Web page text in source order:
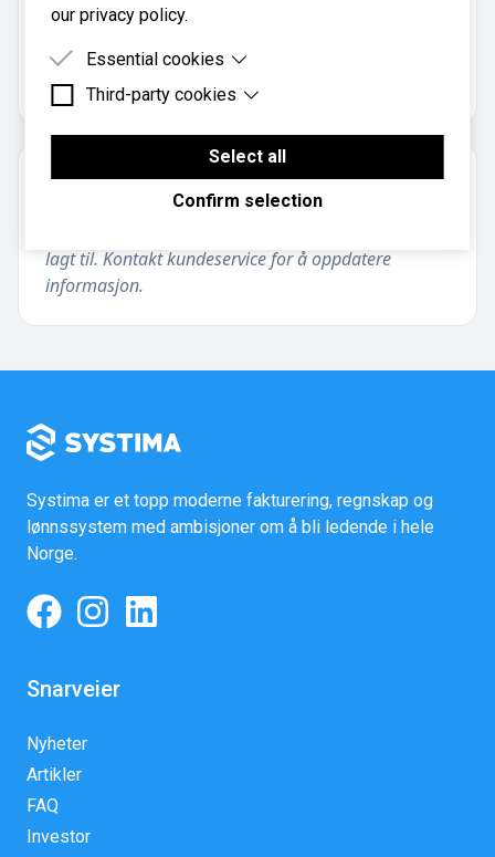
Brønnøysundregistrene med organisasjonsnummer
991608923
Om regnskapsbyrået
lagt til. Kontakt kundeservice for å oppdatere
informasjon.
our privacy policy.
Essential cookies
Essential cookies are cookies that are needed for
Third-party cookies
Third-party cookies are cookies set by third-party
software to enable features such as Google
Maps.
Select all
Confirm selection
Systima er et topp moderne fakturering, regnskap og
lønnssystem med ambisjoner om å bli ledende i hele
Norge.
Snarveier
Nyheter
Artikler
FAQ
Investor